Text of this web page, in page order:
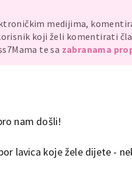
medijima,
koji želi komentirati
te sa zabranama
nam došli!
lavica koje žele dijete -